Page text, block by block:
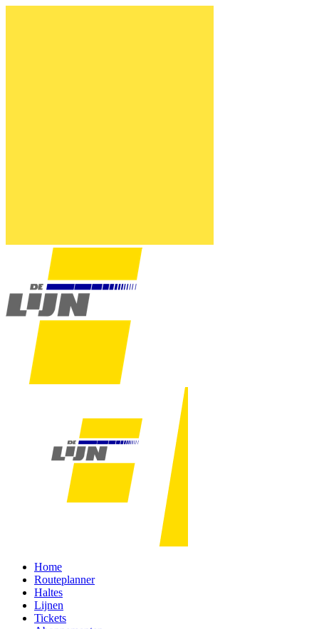
Home
Routeplanner
Haltes
Lijnen
Tickets